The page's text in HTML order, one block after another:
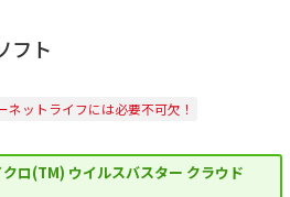
フト
ットライフには必要不可欠！
クロ(TM) ウイルスバスター クラウド